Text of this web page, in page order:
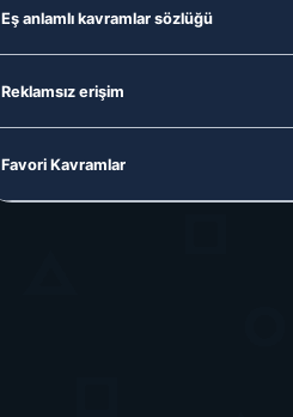
Eş anlamlı kavramlar sözlüğü
Reklamsız erişim
Favori Kavramlar